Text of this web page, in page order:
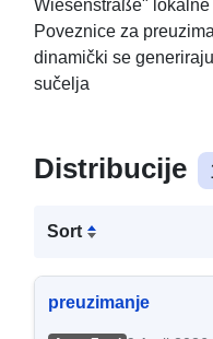
Wiesenstraße"
Poveznice za
dinamički se
sučelja
Distribucije
Sort
preuzimanje